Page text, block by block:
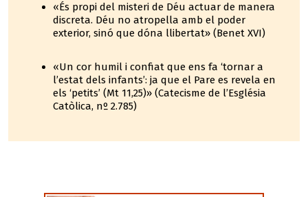
«És propi del misteri de Déu actuar de manera
discreta. Déu no atropella amb el poder
exterior, sinó que dóna llibertat» (Benet XVI)
«Un cor humil i confiat que ens fa ‘tornar a
l’estat dels infants’: ja que el Pare es revela en
els ‘petits’ (Mt 11,25)» (Catecisme de l’Església
Catòlica, nº 2.785)